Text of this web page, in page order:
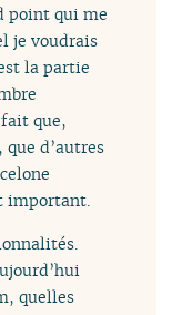
point qui me
je voudrais
la partie
que,
d’autres
important.
quelles